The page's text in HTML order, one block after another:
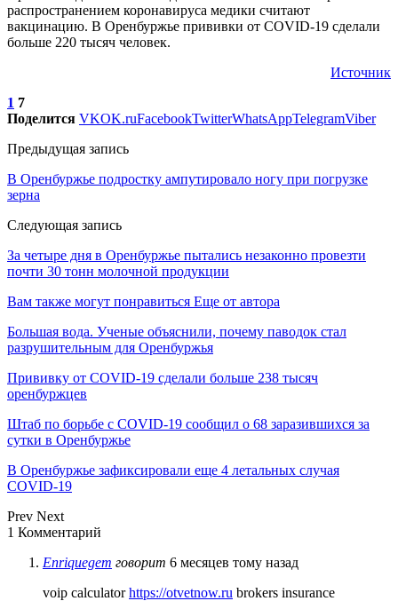
распространением коронавируса медики считают
вакцинацию. В Оренбуржье прививки от COVID-19 сделали
больше 220 тысяч человек.
Источник
1 7
Поделится VKOK.ruFacebookTwitterWhatsAppTelegramViber
Предыдущая запись
В Оренбуржье подростку ампутировало ногу при погрузке
зерна
Следующая запись
За четыре дня в Оренбуржье пытались незаконно провезти
почти 30 тонн молочной продукции
Вам также могут понравиться Еще от автора
Большая вода. Ученые объяснили, почему паводок стал
разрушительным для Оренбуржья
Прививку от COVID-19 сделали больше 238 тысяч
оренбуржцев
Штаб по борьбе с СOVID-19 сообщил о 68 заразившихся за
сутки в Оренбуржье
В Оренбуржье зафиксировали еще 4 летальных случая
COVID-19
Prev Next
1 Комментарий
Enriquegem говорит 6 месяцев тому назад
voip calculatorhttps://otvetnow.ru brokers insurance